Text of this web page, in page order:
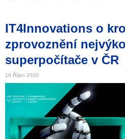
IT4Innovations o
zprovoznění
superpočítače v ČR
19 Říjen 2020